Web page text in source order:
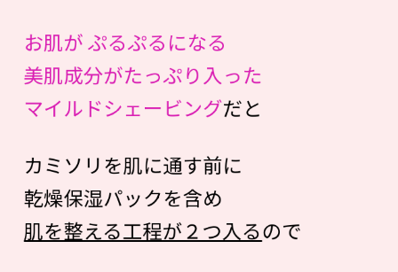
お肌が ぷるぷるになる
美肌成分がたっぷり入った
マイルドシェービングだと
カミソリを肌に通す前に
乾燥保湿パックを含め
肌を整える工程が２つ入るので